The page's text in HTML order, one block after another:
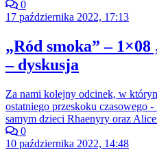
0
17 października 2022, 17:13
„Ród smoka” –
– dyskusja
Za nami kolejny odcinek, w
ostatniego przeskoku czasowego
samym dzieci Rhaenyry oraz
0
10 października 2022, 14:48